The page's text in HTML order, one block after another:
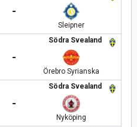
-
Sleipner
Södra Svealand
-
Örebro Syrianska
Södra Svealand
-
Nyköping